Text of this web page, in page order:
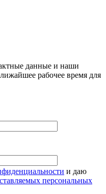
данные и наши
рабочее время для
и даю
персональных